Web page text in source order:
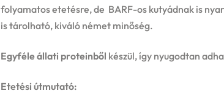
folyamatos etetésre, de BARF-os kutyádnak is
is tárolható, kiváló német minőség.
Egyféle állati proteinből készül, így nyugodtan
Etetési útmutató: